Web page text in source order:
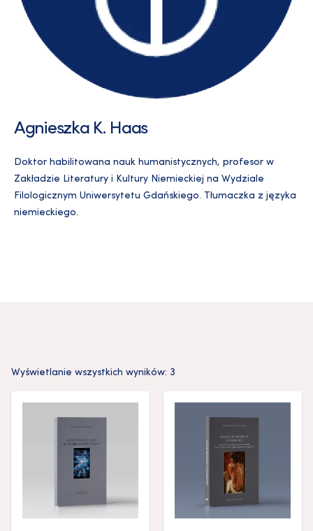
Agnieszka K. Haas
Doktor habilitowana nauk humanistycznych, profesor w
Zakładzie Literatury i Kultury Niemieckiej na Wydziale
Filologicznym Uniwersytetu Gdańskiego. Tłumaczka z języka
niemieckiego.
Wyświetlanie wszystkich wyników: 3